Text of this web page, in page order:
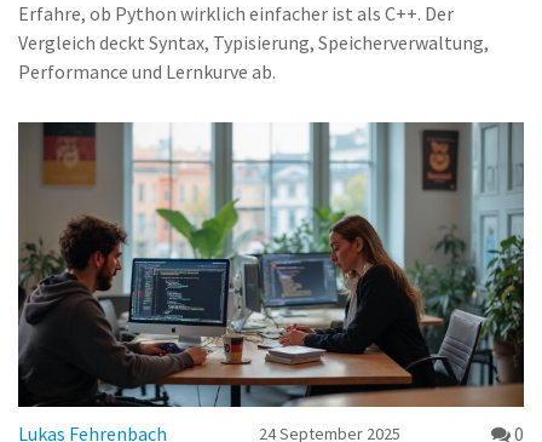
Erfahre, ob Python wirklich einfacher ist als C++. Der
Vergleich deckt Syntax, Typisierung, Speicherverwaltung,
Performance und Lernkurve ab.
Lukas Fehrenbach 24 September 2025 0